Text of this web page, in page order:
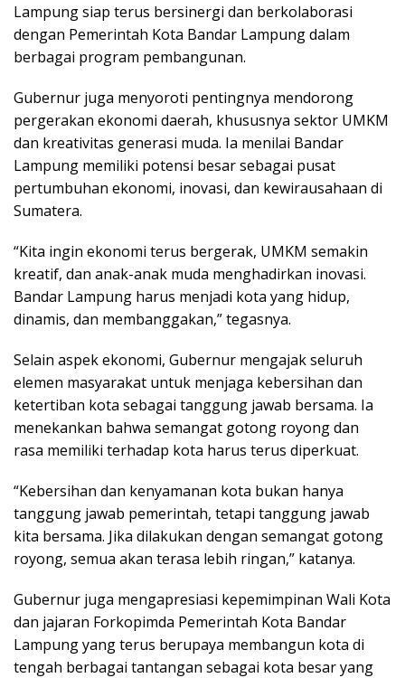
Lampung siap terus bersinergi dan berkolaborasi
dengan Pemerintah Kota Bandar Lampung dalam
berbagai program pembangunan.
Gubernur juga menyoroti pentingnya mendorong
pergerakan ekonomi daerah, khususnya sektor UMKM
dan kreativitas generasi muda. Ia menilai Bandar
Lampung memiliki potensi besar sebagai pusat
pertumbuhan ekonomi, inovasi, dan kewirausahaan di
Sumatera.
“Kita ingin ekonomi terus bergerak, UMKM semakin
kreatif, dan anak-anak muda menghadirkan inovasi.
Bandar Lampung harus menjadi kota yang hidup,
dinamis, dan membanggakan,” tegasnya.
Selain aspek ekonomi, Gubernur mengajak seluruh
elemen masyarakat untuk menjaga kebersihan dan
ketertiban kota sebagai tanggung jawab bersama. Ia
menekankan bahwa semangat gotong royong dan
rasa memiliki terhadap kota harus terus diperkuat.
“Kebersihan dan kenyamanan kota bukan hanya
tanggung jawab pemerintah, tetapi tanggung jawab
kita bersama. Jika dilakukan dengan semangat gotong
royong, semua akan terasa lebih ringan,” katanya.
Gubernur juga mengapresiasi kepemimpinan Wali Kota
dan jajaran Forkopimda Pemerintah Kota Bandar
Lampung yang terus berupaya membangun kota di
tengah berbagai tantangan sebagai kota besar yang